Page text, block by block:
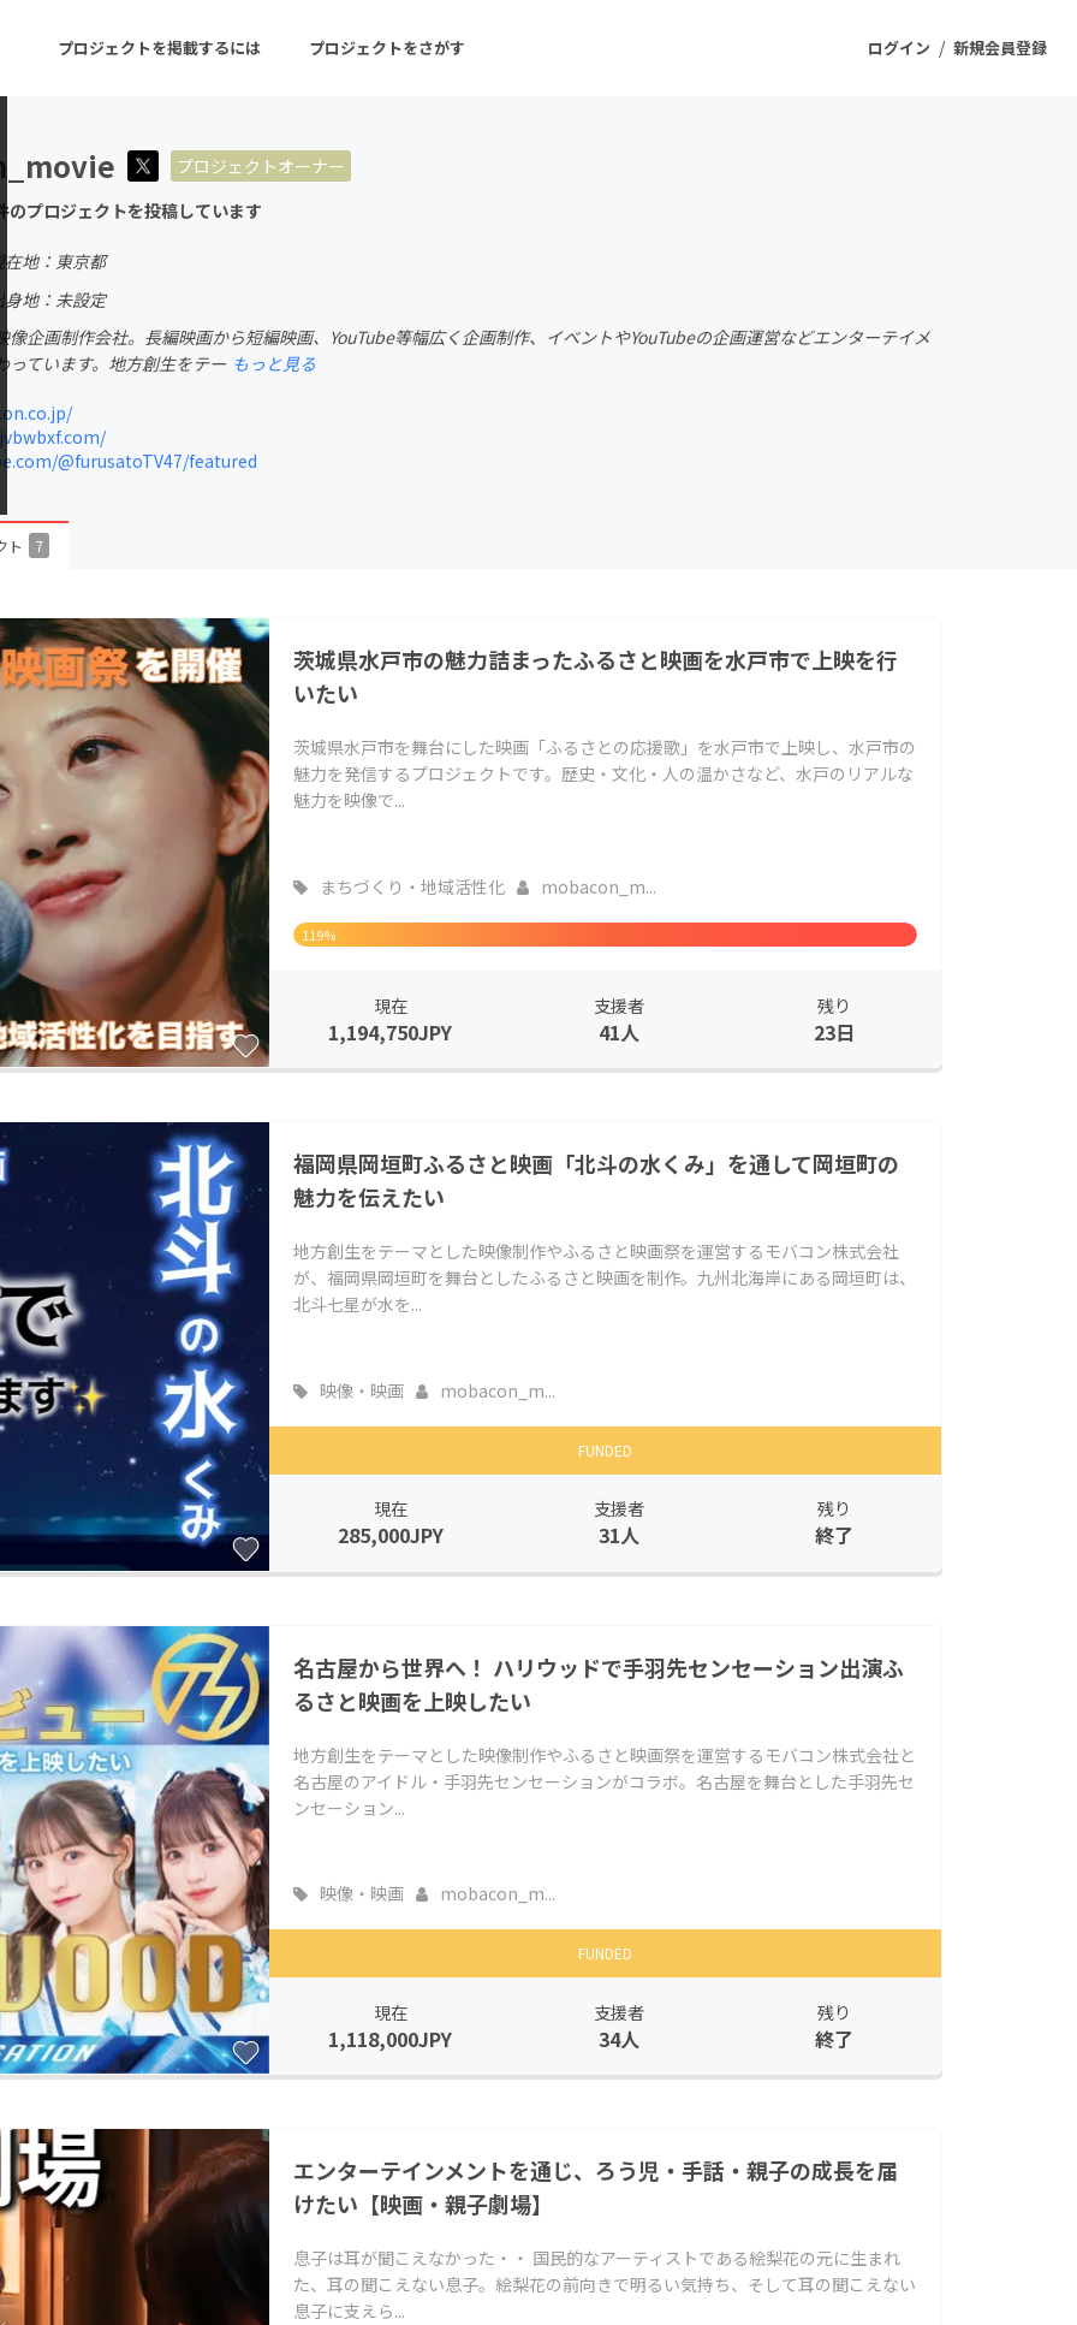
ログイン / 新規会員登録
プロジェクトを掲載するには プロジェクトをさがす
ーン 注目の新着プロジェクト
音楽
ゲーム・サービス開発
フード・飲食店
ファッション
チャレンジ
CAMPFIREふるさと納税
プロジェクトオーナー
のプロジェクトを投稿しています
在地：東京都
身地：未設定
像企画制作会社。長編映画から短編映画、YouTube等幅広く企画制作、イベントやYouTubeの企画運営などエンターテイメ
っています。地方創生をテー もっと見る
@furusatoTV47/featured
ト 7
茨城県水戸市の魅力詰まったふるさと映画を水戸市で上映を行
いたい
茨城県水戸市を舞台にした映画「ふるさとの応援歌」を水戸市で上映し、水戸市の
魅力を発信するプロジェクトです。歴史・文化・人の温かさなど、水戸のリアルな
魅力を映像で...
まちづくり・地域活性化 mobacon_m...
119%
現在
1,194,750JPY
支援者
41人
残り
23日
福岡県岡垣町ふるさと映画「北斗の水くみ」を通して岡垣町の
魅力を伝えたい
地方創生をテーマとした映像制作やふるさと映画祭を運営するモバコン株式会社
が、福岡県岡垣町を舞台としたふるさと映画を制作。九州北海岸にある岡垣町は、
北斗七星が水を...
映像・映画 mobacon_m...
FUNDED
現在
285,000JPY
支援者
31人
残り
終了
名古屋から世界へ！ ハリウッドで手羽先センセーション出演ふ
るさと映画を上映したい
地方創生をテーマとした映像制作やふるさと映画祭を運営するモバコン株式会社と
名古屋のアイドル・手羽先センセーションがコラボ。名古屋を舞台とした手羽先セ
ンセーション...
映像・映画 mobacon_m...
FUNDED
現在
1,118,000JPY
支援者
34人
残り
終了
エンターテインメントを通じ、ろう児・手話・親子の成長を届
けたい【映画・親子劇場】
息子は耳が聞こえなかった・・ 国民的なアーティストである絵梨花の元に生まれ
た、耳の聞こえない息子。絵梨花の前向きで明るい気持ち、そして耳の聞こえない
息子に支えら...